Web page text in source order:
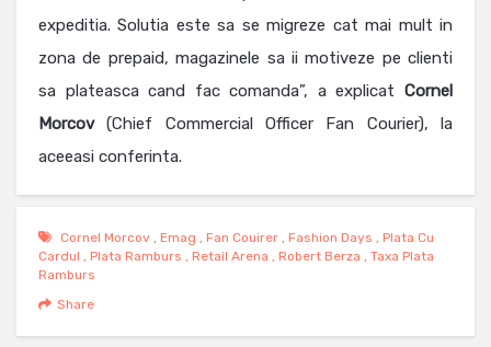
expeditia. Solutia este sa se migreze cat mai mult in
zona de prepaid, magazinele sa ii motiveze pe clienti
sa plateasca cand fac comanda”, a explicat Cornel
Morcov(Chief Commercial Officer Fan Courier), la
aceeasi conferinta.
Cornel Morcov , Emag , Fan Couirer , Fashion Days , Plata Cu
Cardul , Plata Ramburs , Retail Arena , Robert Berza , Taxa Plata
Ramburs
Share